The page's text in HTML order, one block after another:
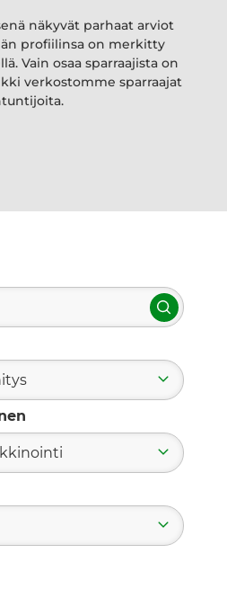
näkyvät parhaat arviot
profiilinsa on merkitty
Vain osaa sparraajista on
verkostomme sparraajat
Hae